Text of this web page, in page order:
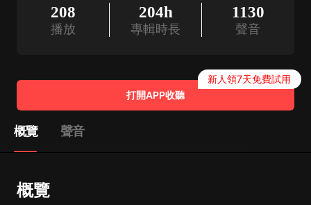
208
播放
204h
專輯時長
1130
聲音
打開APP收聽
新人領7天免費試用
概覽 聲音
概覽